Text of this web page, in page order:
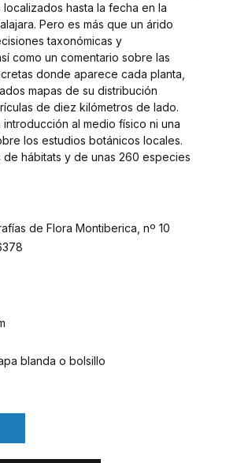
hasta la fecha en la
Pero es más que un árido
taxonómicas y
como un comentario sobre las
donde aparece cada planta,
mapas de su distribución
de diez kilómetros de lado.
introducción al medio físico ni una
los estudios botánicos locales.
hábitats y de unas 260 especies
de Flora Montiberica, nº 10
blanda o bolsillo